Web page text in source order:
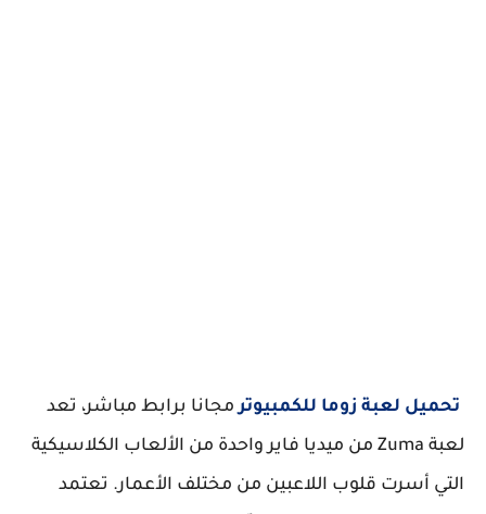
تحميل لعبة زوما للكمبيوترمجانا برابط مباشر، تعد
لعبة Zuma من ميديا فاير واحدة من الألعاب الكلاسيكية
التي أسرت قلوب اللاعبين من مختلف الأعمار. تعتمد